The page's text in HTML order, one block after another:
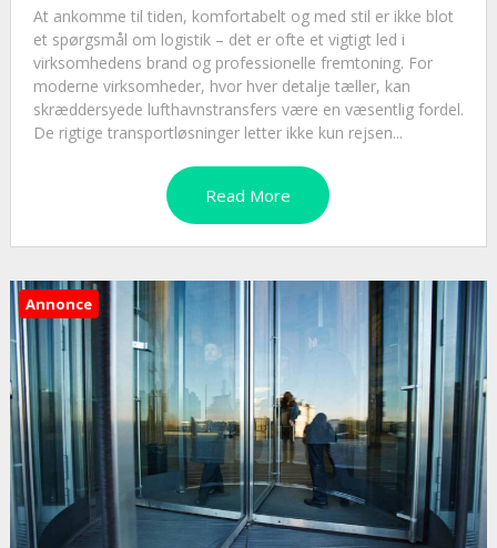
At ankomme til tiden, komfortabelt og med stil er ikke blot
et spørgsmål om logistik – det er ofte et vigtigt led i
virksomhedens brand og professionelle fremtoning. For
moderne virksomheder, hvor hver detalje tæller, kan
skræddersyede lufthavnstransfers være en væsentlig fordel.
De rigtige transportløsninger letter ikke kun rejsen...
Read More
Annonce